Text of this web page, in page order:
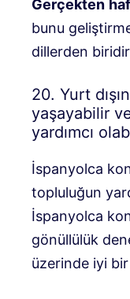
Gerçekten
bunu
dillerden
20. Yurt
yaşayabilir
yardımcı
İspanyolca
topluluğun
İspanyolca
gönüllülük
üzerinde iyi